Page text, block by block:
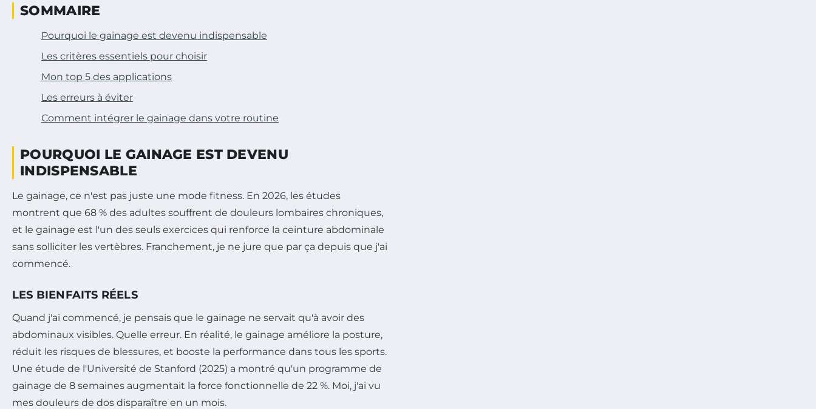
SOMMAIRE
Pourquoi le gainage est devenu indispensable
Les critères essentiels pour choisir
Mon top 5 des applications
Les erreurs à éviter
Comment intégrer le gainage dans votre routine
POURQUOI LE GAINAGE EST DEVENU
INDISPENSABLE
Le gainage, ce n'est pas juste une mode fitness. En 2026, les études
montrent que 68 % des adultes souffrent de douleurs lombaires chroniques,
et le gainage est l'un des seuls exercices qui renforce la ceinture abdominale
sans solliciter les vertèbres. Franchement, je ne jure que par ça depuis que j'ai
commencé.
LES BIENFAITS RÉELS
Quand j'ai commencé, je pensais que le gainage ne servait qu'à avoir des
abdominaux visibles. Quelle erreur. En réalité, le gainage améliore la posture,
réduit les risques de blessures, et booste la performance dans tous les sports.
Une étude de l'Université de Stanford (2025) a montré qu'un programme de
gainage de 8 semaines augmentait la force fonctionnelle de 22 %. Moi, j'ai vu
mes douleurs de dos disparaître en un mois.